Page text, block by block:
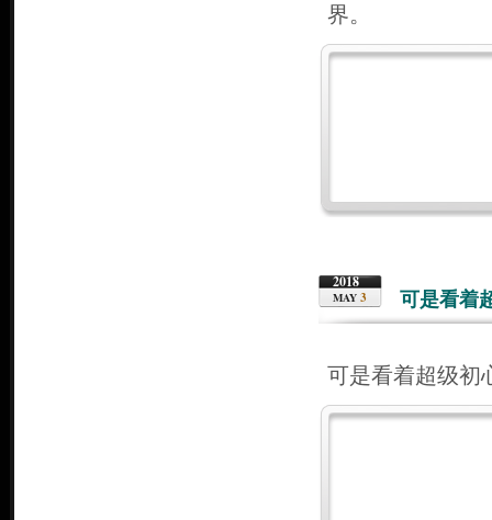
界。
2018
MAY 3 可是看着
可是看着超级初